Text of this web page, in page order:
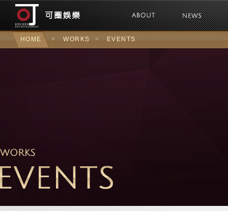
可圈娛樂
HOME > WORKS > EVENTS